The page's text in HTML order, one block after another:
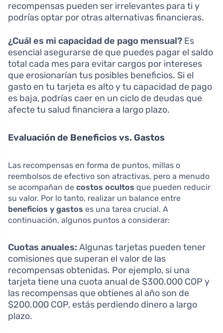
recompensas pueden ser irrelevantes para ti y
podrías optar por otras alternativas financieras.
¿Cuál es mi capacidad de pago mensual? Es
esencial asegurarse de que puedes pagar el saldo
total cada mes para evitar cargos por intereses
que erosionarían tus posibles beneficios. Si el
gasto en tu tarjeta es alto y tu capacidad de pago
es baja, podrías caer en un ciclo de deudas que
afecte tu salud financiera a largo plazo.
Evaluación de Beneficios vs. Gastos
Las recompensas en forma de puntos, millas o
reembolsos de efectivo son atractivas, pero a menudo
se acompañan de costos ocultos que pueden reducir
su valor. Por lo tanto, realizar un balance entre
beneficios y gastos es una tarea crucial. A
continuación, algunos puntos a considerar:
Cuotas anuales: Algunas tarjetas pueden tener
comisiones que superan el valor de las
recompensas obtenidas. Por ejemplo, si una
tarjeta tiene una cuota anual de $300.000 COP y
las recompensas que obtienes al año son de
$200.000 COP, estás perdiendo dinero a largo
plazo.